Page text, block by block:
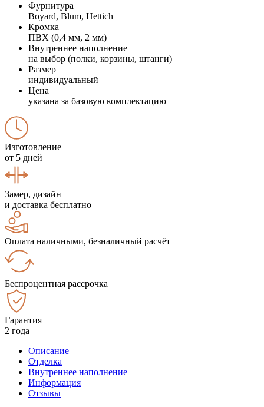
Фурнитура
Boyard, Blum, Hettich
Кромка
ПВХ (0,4 мм, 2 мм)
Внутреннее наполнение
на выбор (полки, корзины, штанги)
Размер
индивидуальный
Цена
указана за базовую комплектацию
Изготовление
от 5 дней
Замер, дизайн
и доставка бесплатно
Оплата наличными, безналичный расчёт
Беспроцентная рассрочка
Гарантия
2 года
Описание
Отделка
Внутреннее наполнение
Информация
Отзывы